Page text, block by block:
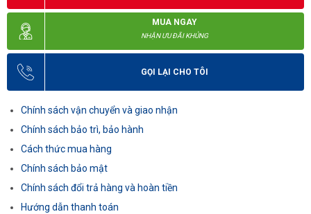
MUA NGAY
NHẬN ƯU ĐÃI KHỦNG
GỌI LẠI CHO TÔI
Chính sách vận chuyển và giao nhận
Chính sách bảo trì, bảo hành
Cách thức mua hàng
Chính sách bảo mật
Chính sách đổi trả hàng và hoàn tiền
Hướng dẫn thanh toán